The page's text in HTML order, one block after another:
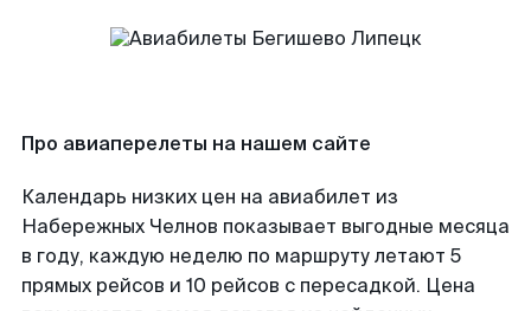
Про авиаперелеты на нашем сайте
Календарь низких цен на авиабилет из
Набережных Челнов показывает выгодные месяца
в году, каждую неделю по маршруту летают 5
прямых рейсов и 10 рейсов с пересадкой. Цена